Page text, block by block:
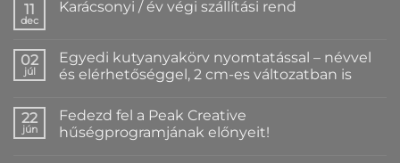
11
dec
Karácsonyi / év végi szállítási rend
Karácsonyi
/
év
rend
bejegyzéshez
02
júl
Egyedi kutyanyakörv nyomtatással – névvel
és elérhetőséggel, 2 cm-es változatban is
a(z)
Egyedi
kutyanyakörv
22
jún
Fedezd fel a Peak Creative
hűségprogramjának előnyeit!